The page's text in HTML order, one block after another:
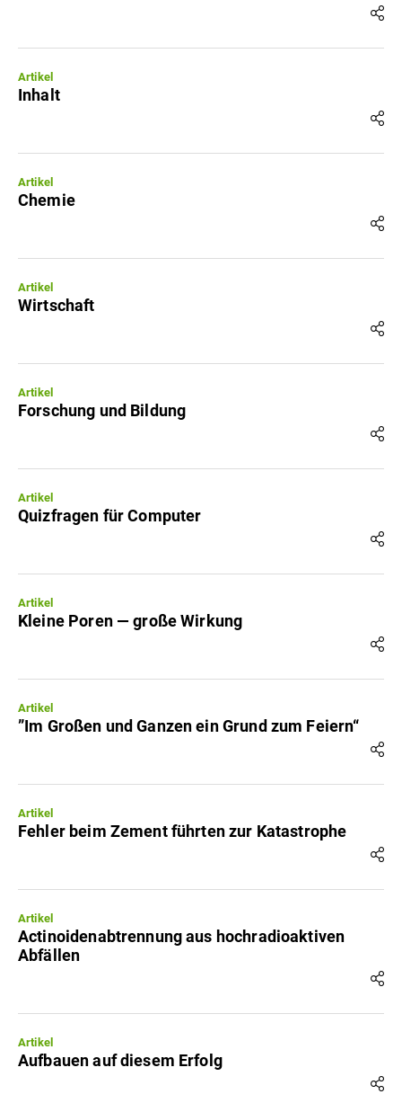
Artikel
Inhalt
Artikel
Chemie
Artikel
Wirtschaft
Artikel
Forschung und Bildung
Artikel
Quizfragen für Computer
Artikel
Kleine Poren — große Wirkung
Artikel
”Im Großen und Ganzen ein Grund zum Feiern“
Artikel
Fehler beim Zement führten zur Katastrophe
Artikel
Actinoidenabtrennung aus hochradioaktiven
Abfällen
Artikel
Aufbauen auf diesem Erfolg